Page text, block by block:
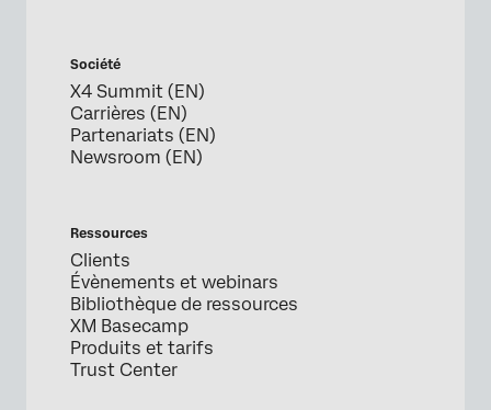
Société
X4 Summit (EN)
Carrières (EN)
Partenariats (EN)
Newsroom (EN)
Ressources
Clients
Évènements et webinars
Bibliothèque de ressources
XM Basecamp
Produits et tarifs
Trust Center